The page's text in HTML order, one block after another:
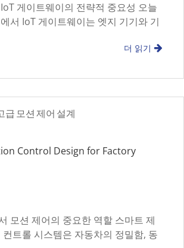
게이트웨이의 전략적 중요성 오늘
서 IoT 게이트웨이는 엣지 기기와 기
더 읽기
급 모션 제어 설계
모션 제어의 중요한 역할 스마트 제
트롤 시스템은 자동차의 정밀함, 동